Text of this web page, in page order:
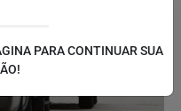
PARA CONTINUAR SUA